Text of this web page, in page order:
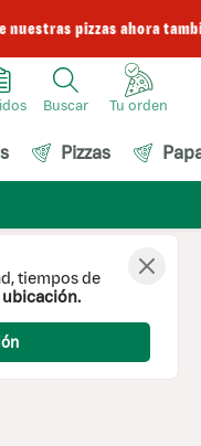
nuestras pizzas ahora
Buscar
Pizzas
tiempos de